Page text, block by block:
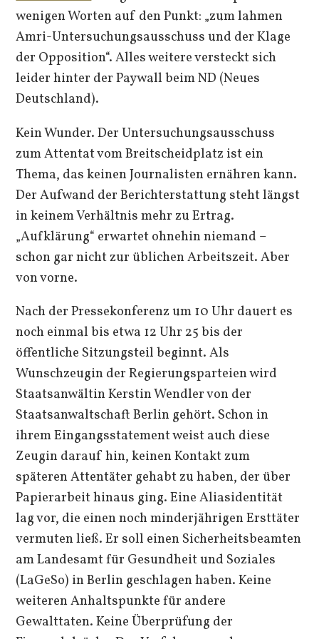
wenigen Worten auf den Punkt: „zum lahmen
Amri-Untersuchungsausschuss und der Klage
der Opposition“. Alles weitere versteckt sich
leider hinter der Paywall beim ND (Neues
Deutschland).
Kein Wunder. Der Untersuchungsausschuss
zum Attentat vom Breitscheidplatz ist ein
Thema, das keinen Journalisten ernähren kann.
Der Aufwand der Berichterstattung steht längst
in keinem Verhältnis mehr zu Ertrag.
„Aufklärung“ erwartet ohnehin niemand –
schon gar nicht zur üblichen Arbeitszeit. Aber
von vorne.
Nach der Pressekonferenz um 10 Uhr dauert es
noch einmal bis etwa 12 Uhr 25 bis der
öffentliche Sitzungsteil beginnt. Als
Wunschzeugin der Regierungsparteien wird
Staatsanwältin Kerstin Wendler von der
Staatsanwaltschaft Berlin gehört. Schon in
ihrem Eingangsstatement weist auch diese
Zeugin darauf hin, keinen Kontakt zum
späteren Attentäter gehabt zu haben, der über
Papierarbeit hinaus ging. Eine Aliasidentität
lag vor, die einen noch minderjährigen Ersttäter
vermuten ließ. Er soll einen Sicherheitsbeamten
am Landesamt für Gesundheit und Soziales
(LaGeSo) in Berlin geschlagen haben. Keine
weiteren Anhaltspunkte für andere
Gewalttaten. Keine Überprüfung der